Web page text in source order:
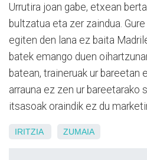
Urrutira joan gabe, etxean
bultzatua eta zer zaindua.
egiten den lana ez baita
batek emango duen
batean, traineruak ur bareetan
arrauna ez zen ur bareetarako
itsasoak oraindik ez du
IRITZIA ZUMAIA